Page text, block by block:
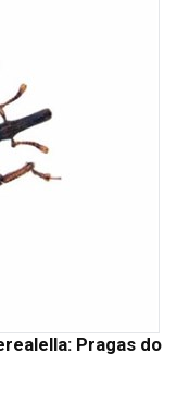
Pragas do